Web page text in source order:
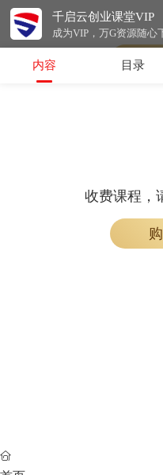
千启云创业课堂VIP
成为VIP，万G资源随心
收费课程，
内容 目录
收费课程，
